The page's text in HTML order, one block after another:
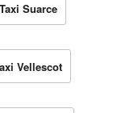
Suarce
Vellescot